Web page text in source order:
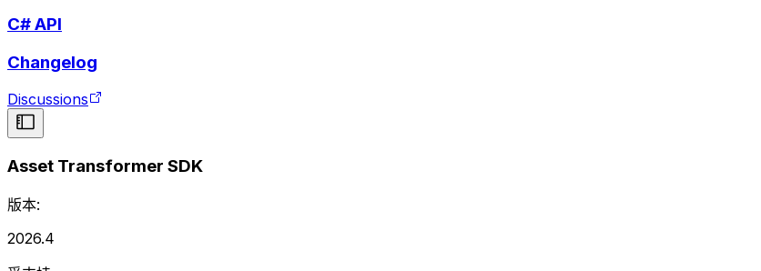
C# API
Changelog
Discussions
Asset Transformer SDK
版本:
2026.4